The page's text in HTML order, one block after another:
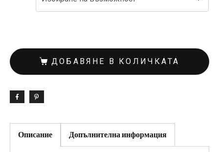
ДОБАВЯНЕ В КОЛИЧКАТА
Описание Допълнителна информация